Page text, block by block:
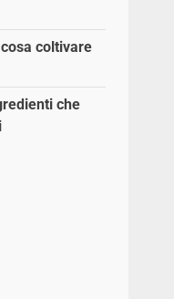
coltivare
che